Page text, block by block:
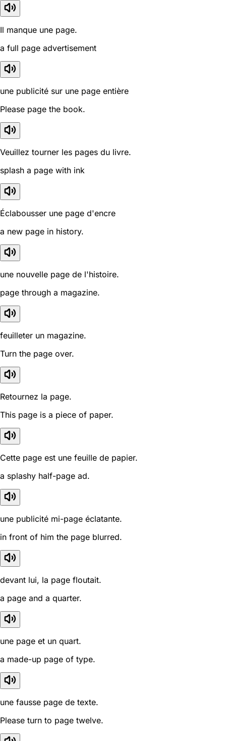
Il manque une page.
a full page advertisement
une publicité sur une page entière
Please page the book.
Veuillez tourner les pages du livre.
splash a page with ink
Éclabousser une page d'encre
a new page in history.
une nouvelle page de l'histoire.
page through a magazine.
feuilleter un magazine.
Turn the page over.
Retournez la page.
This page is a piece of paper.
Cette page est une feuille de papier.
a splashy half-page ad.
une publicité mi-page éclatante.
in front of him the page blurred.
devant lui, la page floutait.
a page and a quarter.
une page et un quart.
a made-up page of type.
une fausse page de texte.
Please turn to page twelve.